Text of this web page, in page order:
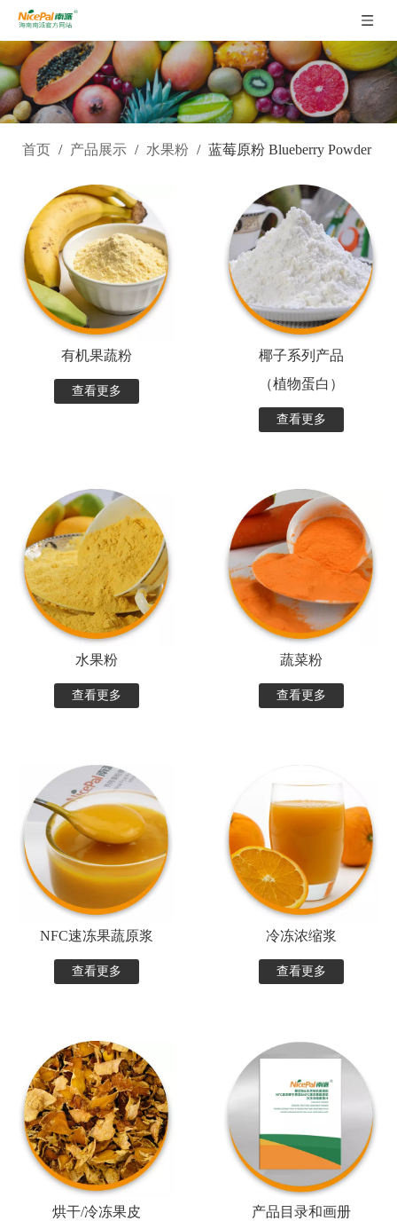
首页 / 产品展示 / 水果粉 / 蓝莓原粉 Blueberry Powder
有机果蔬粉
查看更多
椰子系列产品
（植物蛋白）
查看更多
水果粉
查看更多
蔬菜粉
查看更多
NFC速冻果蔬原浆
查看更多
冷冻浓缩浆
查看更多
烘干/冷冻果皮 产品目录和画册